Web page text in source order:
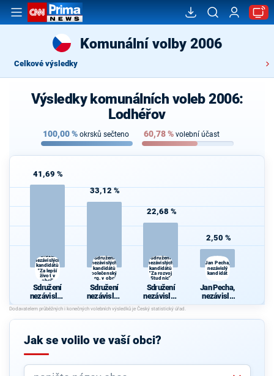
Komunální volby 2006
Celkové výsledky
Výsledky komunálních voleb 2006:
Lodhéřov
100,00% okrsků sečteno 60,78% volební účast
41,69 %
Sdružení
nezávislých
kandidátů
"Za lepší
život v
obci"
Sdružení
nezávislýc
h
kandidátů
"Za lepší
obci"
33,12 %
Sdružení
nezávislých
kandidátů
"Společenských
org. v obci"
Sdružení
nezávislýc
h
kandidátů
"Společen
v obci"
22,68 %
Sdružení
nezávislých
kandidátů
"Za rozvoj
Studnic"
Sdružení
nezávislýc
h
kandidátů
"Za rozvoj
2,50 %
Jan Pecha,
nezávislý
kandidát
Jan Pecha,
nezávislý
kandidát
Jak se volilo ve vaší obci?